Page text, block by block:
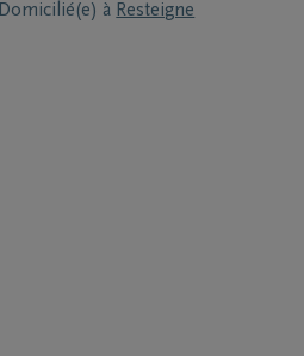
Domicilié(e) à Resteigne